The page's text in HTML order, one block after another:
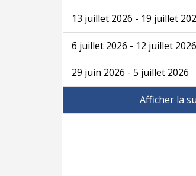
13 juillet 2026 - 19 juillet
6 juillet 2026 - 12 juillet 2026
29 juin 2026 - 5 juillet 2026
Afficher la